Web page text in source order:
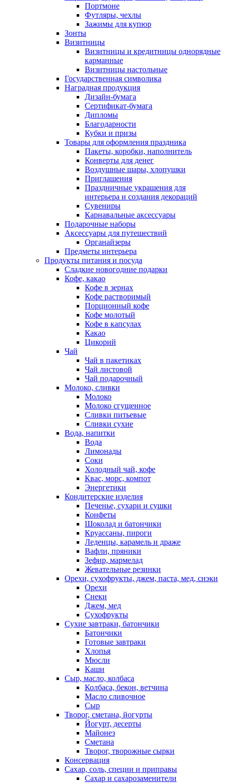
Портмоне
Футляры, чехлы
Зажимы для купюр
Зонты
Визитницы
Визитницы и кредитницы однорядные
карманные
Визитницы настольные
Государственная символика
Наградная продукция
Дизайн-бумага
Сертификат-бумага
Дипломы
Благодарности
Кубки и призы
Товары для оформления праздника
Пакеты, коробки, наполнитель
Конверты для денег
Воздушные шары, хлопушки
Приглашения
Праздничные украшения для
интерьера и создания декораций
Сувениры
Карнавальные аксессуары
Подарочные наборы
Аксессуары для путешествий
Органайзеры
Предметы интерьера
Продукты питания и посуда
Сладкие новогодние подарки
Кофе, какао
Кофе в зернах
Кофе растворимый
Порционный кофе
Кофе молотый
Кофе в капсулах
Какао
Цикорий
Чай
Чай в пакетиках
Чай листовой
Чай подарочный
Молоко, сливки
Молоко
Молоко сгущенное
Сливки питьевые
Сливки сухие
Вода, напитки
Вода
Лимонады
Соки
Холодный чай, кофе
Квас, морс, компот
Энергетики
Кондитерские изделия
Печенье, сухари и сушки
Конфеты
Шоколад и батончики
Круассаны, пироги
Леденцы, карамель и драже
Вафли, пряники
Зефир, мармелад
Жевательные резинки
Орехи, сухофрукты, джем, паста, мед, снэки
Орехи
Снеки
Джем, мед
Сухофрукты
Сухие завтраки, батончики
Батончики
Готовые завтраки
Хлопья
Мюсли
Каши
Сыр, масло, колбаса
Колбаса, бекон, ветчина
Масло сливочное
Сыр
Творог, сметана, йогурты
Йогурт, десерты
Майонез
Сметана
Творог, творожные сырки
Консервация
Сахар, соль, специи и приправы
Сахар и сахарозаменители